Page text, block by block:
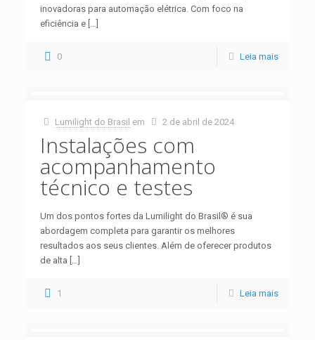
inovadoras para automação elétrica. Com foco na
eficiência e […]
0 Leia mais
Lumilight do Brasil em 2 de abril de 2024
Instalações com
acompanhamento
técnico e testes
Um dos pontos fortes da Lumilight do Brasil® é sua
abordagem completa para garantir os melhores
resultados aos seus clientes. Além de oferecer produtos
de alta […]
1 Leia mais